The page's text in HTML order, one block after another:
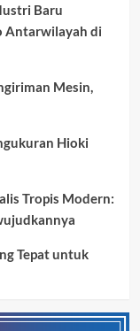
Baru
Antarwilayah di
Mesin,
Hioki
Tropis Modern:
Tepat untuk